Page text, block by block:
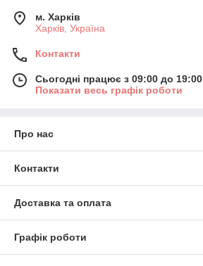
м. Харків
Харків, Україна
Контакти
Сьогодні працює з 09:00 до 19:00
Показати весь графік роботи
Про нас
Контакти
Доставка та оплата
Графік роботи